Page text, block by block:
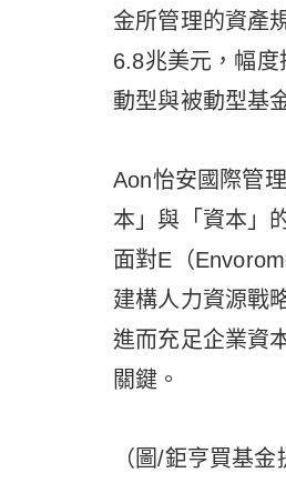
金所管理的資產
6.8兆美元，幅
動型與被動型基
Aon怡安國際管
本」與「資本」
面對E（
建構人力資源戰
進而充足企業資
關鍵。
（圖/鉅亨買基金